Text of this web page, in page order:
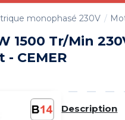
monophasé 230V
Tr/Min
CEMER
Description